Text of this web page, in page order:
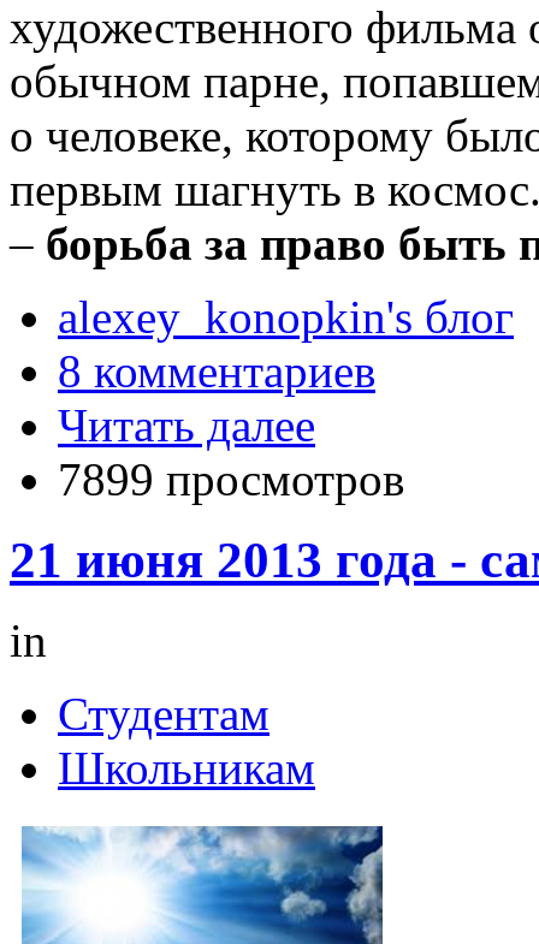
художественного
обычном парне,
о человеке, которому
первым шагнуть в
– борьба за право быть
alexey_konopkin's блог
8 комментариев
Читать далее
7899 просмотров
21 июня 2013 года -
in
Студентам
Школьникам